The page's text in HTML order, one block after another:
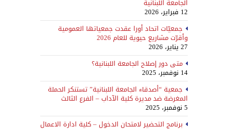
الجامعة اللبنانية
12 فبراير، 2026
جمعيّات اتحاد أورا عقدت جمعياتها العمومية
وأقرّت مشاريع حيوية للعام 2026
27 يناير، 2026
متى دور إصلاح الجامعة اللبنانية؟
14 نوفمبر، 2025
جمعية “أصدقاء الجامعة اللبنانية” تستنكر الحملة
المغرضة ضد مديرة كلية الآداب – الفرع الثالث
5 نوفمبر، 2025
برنامج التحضير لامتحان الدخول – كلية ادارة الاعمال